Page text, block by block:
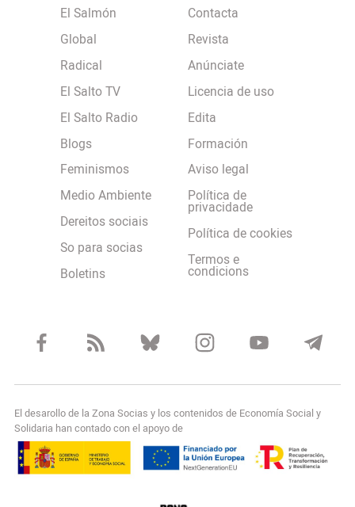
El Salmón
Global
Radical
El Salto TV
El Salto Radio
Blogs
Feminismos
Medio Ambiente
Dereitos sociais
So para socias
Boletins
Contacta
Revista
Anúnciate
Licencia de uso
Edita
Formación
Aviso legal
Política de
privacidade
Política de cookies
Termos e
condicions
El desarollo de la Zona Socias y los contenidos de Economía Social y
Solidaria han contado con el apoyo de